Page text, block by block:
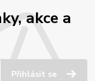
akce a
Přihlásit se